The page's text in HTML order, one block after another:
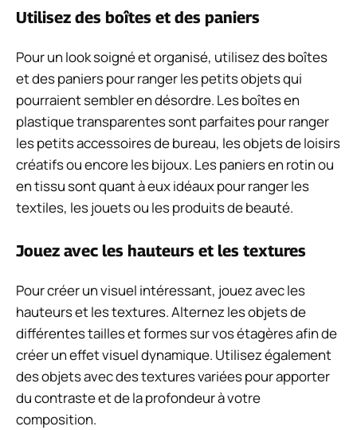
Utilisez des boîtes et des paniers
Pour un look soigné et organisé, utilisez des boîtes
et des paniers pour ranger les petits objets qui
pourraient sembler en désordre. Les boîtes en
plastique transparentes sont parfaites pour ranger
les petits accessoires de bureau, les objets de loisirs
créatifs ou encore les bijoux. Les paniers en rotin ou
en tissu sont quant à eux idéaux pour ranger les
textiles, les jouets ou les produits de beauté.
Jouez avec les hauteurs et les textures
Pour créer un visuel intéressant, jouez avec les
hauteurs et les textures. Alternez les objets de
différentes tailles et formes sur vos étagères afin de
créer un effet visuel dynamique. Utilisez également
des objets avec des textures variées pour apporter
du contraste et de la profondeur à votre
composition.